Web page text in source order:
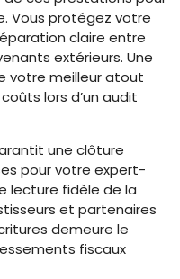
Vous protégez votre
claire entre
extérieurs. Une
votre meilleur atout
lors d’un audit
une clôture
pour votre expert-
lecture fidèle de la
et partenaires
demeure le
fiscaux